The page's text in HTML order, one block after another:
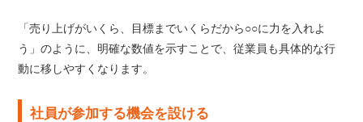
「売り上げがいくら、目標までいくらだから○○に力を入れよ
う」のように、明確な数値を示すことで、従業員も具体的な行
動に移しやすくなります。
社員が参加する機会を設ける